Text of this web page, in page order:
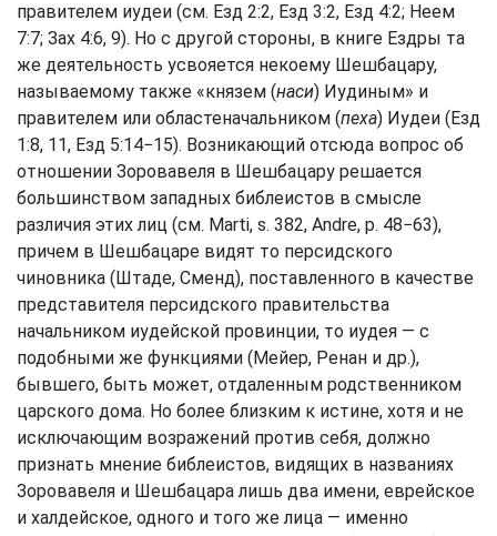
правителем иудеи (см. Езд 2:2, Езд 3:2, Езд 4:2; Неем
7:7; Зах 4:6, 9). Но с другой стороны, в книге Ездры та
же деятельность усвояется некоему Шешбацару,
называемому также «князем (наси) Иудиным» и
правителем или областеначальником (пеха) Иудеи (Езд
1:8, 11, Езд 5:14−15). Возникающий отсюда вопрос об
отношении Зоровавеля в Шешбацару решается
большинством западных библеистов в смысле
различия этих лиц (см. Marti, s. 382, Andre, p. 48−63),
причем в Шешбацаре видят то персидского
чиновника (Штаде, Сменд), поставленного в качестве
представителя персидского правительства
начальником иудейской провинции, то иудея — с
подобными же функциями (Мейер, Ренан и др.),
бывшего, быть может, отдаленным родственником
царского дома. Но более близким к истине, хотя и не
исключающим возражений против себя, должно
признать мнение библеистов, видящих в названиях
Зоровавеля и Шешбацара лишь два имени, еврейское
и халдейское, одного и того же лица — именно